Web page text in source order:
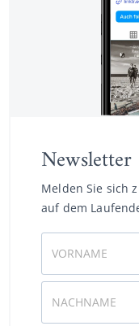
Newsletter
Melden Sie sich
auf dem